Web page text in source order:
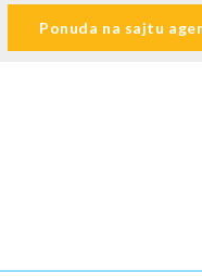
u agenciji ),kako bi
). Ulaz u smeštajne
uplaćenoj rezervaciji.
Ponuda na sajtu